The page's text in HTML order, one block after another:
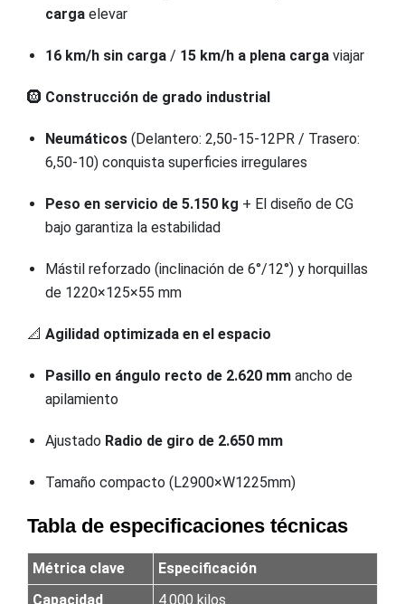
carga elevar
16 km/h sin carga / 15 km/h a plena carga viajar
🛞 Construcción de grado industrial
Neumáticos (Delantero: 2,50-15-12PR / Trasero:
6,50-10) conquista superficies irregulares
Peso en servicio de 5.150 kg + El diseño de CG
bajo garantiza la estabilidad
Mástil reforzado (inclinación de 6°/12°) y horquillas
de 1220×125×55 mm
📐 Agilidad optimizada en el espacio
Pasillo en ángulo recto de 2.620 mm ancho de
apilamiento
Ajustado Radio de giro de 2.650 mm
Tamaño compacto (L2900×W1225mm)
Tabla de especificaciones técnicas
Métrica clave
Especificación
Capacidad
4.000 kilos